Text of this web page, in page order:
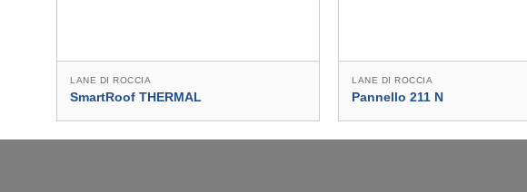
LANE DI ROCCIA
SmartRoof THERMAL
LANE DI ROCCIA
Pannello 211 N